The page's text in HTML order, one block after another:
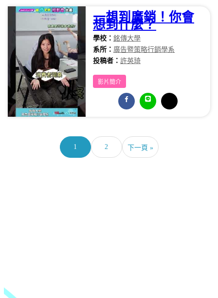
一想到廣銷！你會
想到什麼？
學校： 銘傳大學
系所： 廣告暨策略行銷學系
投稿者： 許英琦
影片簡介
1 2 下一頁 »